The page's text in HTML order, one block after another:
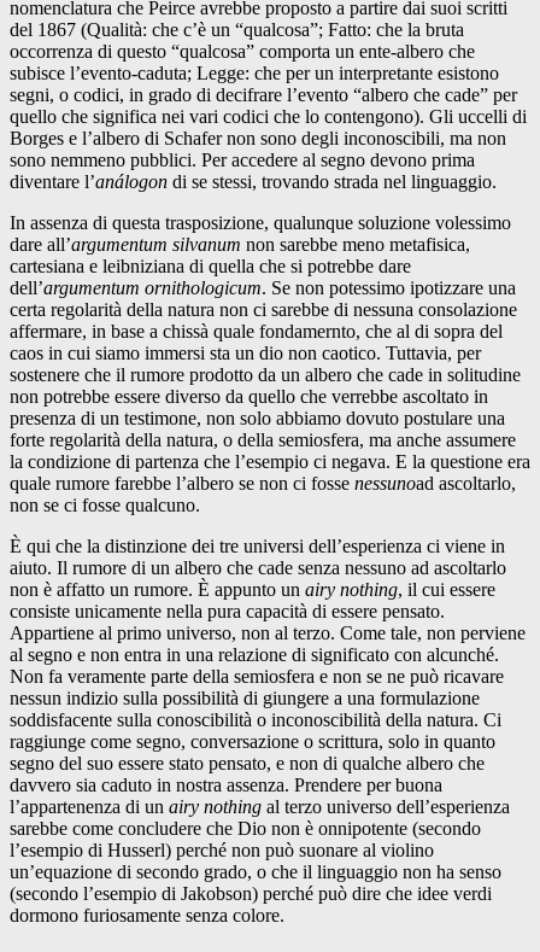
nomenclatura che Peirce avrebbe proposto a partire dai suoi scritti
del 1867 (Qualità: che c’è un “qualcosa”; Fatto: che la bruta
occorrenza di questo “qualcosa” comporta un ente-albero che
subisce l’evento-caduta; Legge: che per un interpretante esistono
segni, o codici, in grado di decifrare l’evento “albero che cade” per
quello che significa nei vari codici che lo contengono). Gli uccelli di
Borges e l’albero di Schafer non sono degli inconoscibili, ma non
sono nemmeno pubblici. Per accedere al segno devono prima
diventare l’análogon di se stessi, trovando strada nel linguaggio.
In assenza di questa trasposizione, qualunque soluzione volessimo
dare all’argumentum silvanum non sarebbe meno metafisica,
cartesiana e leibniziana di quella che si potrebbe dare
dell’argumentum ornithologicum. Se non potessimo ipotizzare una
certa regolarità della natura non ci sarebbe di nessuna consolazione
affermare, in base a chissà quale fondamernto, che al di sopra del
caos in cui siamo immersi sta un dio non caotico. Tuttavia, per
sostenere che il rumore prodotto da un albero che cade in solitudine
non potrebbe essere diverso da quello che verrebbe ascoltato in
presenza di un testimone, non solo abbiamo dovuto postulare una
forte regolarità della natura, o della semiosfera, ma anche assumere
la condizione di partenza che l’esempio ci negava. E la questione era
quale rumore farebbe l’albero se non ci fosse nessunoad ascoltarlo,
non se ci fosse qualcuno.
È qui che la distinzione dei tre universi dell’esperienza ci viene in
aiuto. Il rumore di un albero che cade senza nessuno ad ascoltarlo
non è affatto un rumore. È appunto un airy nothing, il cui essere
consiste unicamente nella pura capacità di essere pensato.
Appartiene al primo universo, non al terzo. Come tale, non perviene
al segno e non entra in una relazione di significato con alcunché.
Non fa veramente parte della semiosfera e non se ne può ricavare
nessun indizio sulla possibilità di giungere a una formulazione
soddisfacente sulla conoscibilità o inconoscibilità della natura. Ci
raggiunge come segno, conversazione o scrittura, solo in quanto
segno del suo essere stato pensato, e non di qualche albero che
davvero sia caduto in nostra assenza. Prendere per buona
l’appartenenza di un airy nothing al terzo universo dell’esperienza
sarebbe come concludere che Dio non è onnipotente (secondo
l’esempio di Husserl) perché non può suonare al violino
un’equazione di secondo grado, o che il linguaggio non ha senso
(secondo l’esempio di Jakobson) perché può dire che idee verdi
dormono furiosamente senza colore.